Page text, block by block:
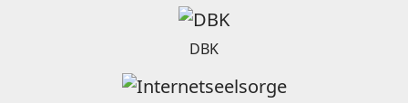
DBK